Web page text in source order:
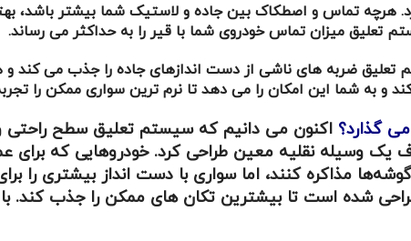
هرچه تماس و اصطکاک بین جاده و لاستیک شما بیشتر
تعلیق میزان تماس خودروی شما با قیر را به حداکثر می رساند.
ضربه های ناشی از دست اندازهای جاده را جذب می کند و
و به شما این امکان را می دهد تا نرم ترین سواری ممکن را
گذارد؟ اکنون می دانیم که سیستم تعلیق سطح
وسیله نقلیه معین طراحی کرد. خودروهایی که برای
مذاکره کنند، اما سواری با دست انداز بیشتری را
شده است تا بیشترین تکان های ممکن را جذب کند. با